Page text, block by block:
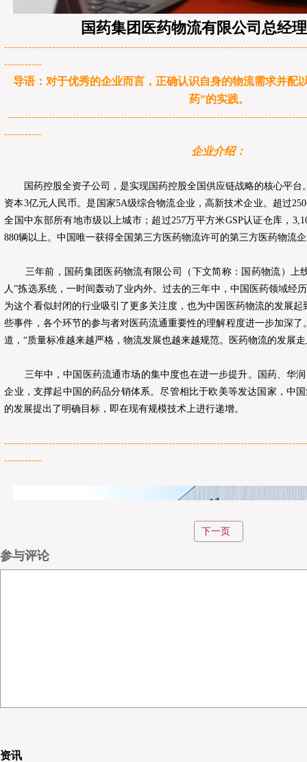
国药集团医药物流有限公司总经
-----------
导语：对于优秀的企业而言，正确认识自身的物流需求并配
药”的实践。
-----------
企业介绍：
国药控股全资子公司，是实现国药控股全国供应链战略的核心平台
资本3亿元人民币。是国家5A级综合物流企业，高新技术企业。超过
全国中东部所有地市级以上城市；超过257万平方米GSP认证仓库，
880辆以上。中国唯一获得全国第三方医药物流许可的第三方医药物流
三年前，国药集团医药物流有限公司（下文简称：国药物流）上
人”拣选系统，一时间轰动了业内外。过去的三年中，中国医药领域经
为这个看似封闭的行业吸引了更多关注度，也为中国医药物流的发展起
些事件，各个环节的参与者对医药流通重要性的理解程度进一步加深了
道，“质量标准越来越严格，物流发展也越来越规范。医药物流的发展
三年中，中国医药流通市场的集中度也在进一步提升。国药、华
企业，支撑起中国的药品分销体系。尽管相比于欧美等发达国家，中
的发展提出了明确目标，即在现有规模技术上进行递增。
-----------
下一页
参与评论
资讯